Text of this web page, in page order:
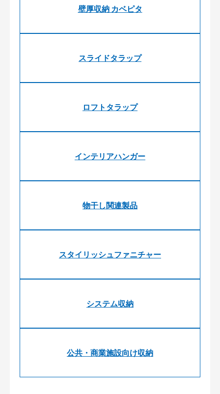
壁厚収納 カベピタ
スライドタラップ
ロフトタラップ
インテリアハンガー
物干し関連製品
スタイリッシュファニチャー
システム収納
公共・商業施設向け収納